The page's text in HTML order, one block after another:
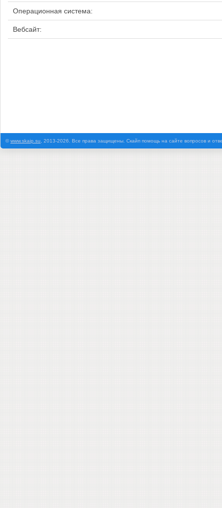
Операционная система:
Вебсайт:
©www.skaip.su , 2013-2026. Все права защищены. Скайп помощь на сайте вопросов и